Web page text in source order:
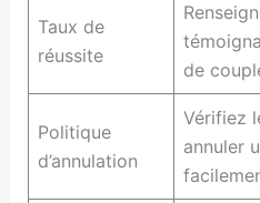
Taux de
réussite
de
Politique
d’annulation
Vérifiez
annuler